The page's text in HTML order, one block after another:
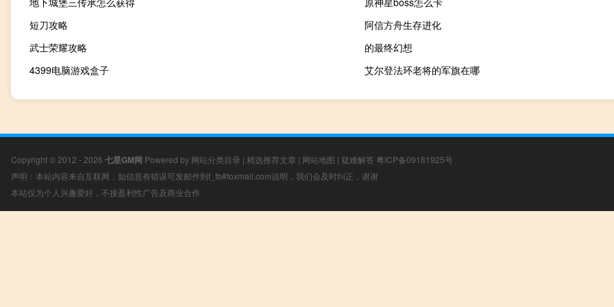
短刀攻略
阿信方舟生存进化
武士荣耀攻略
的最终幻想
4399电脑游戏盒子
艾尔登法环老将的军旗在哪
Copyright © 2012 - 2026 七星GM网 Powered by 网站分类目录 | 精选推荐文章 | 网站地图 | 疑难解答 粤ICP备09181925号
声明：本站内容来自互联网，如信息有错误可发邮件到f_fb#foxmail.com说明，我们会及时纠正，谢谢
本站仅为个人兴趣爱好，不接盈利性广告及商业合作